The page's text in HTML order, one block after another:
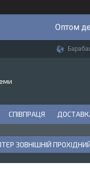
Оптом
СПІВПРАЦЯ
ЗОВНІШНІЙ